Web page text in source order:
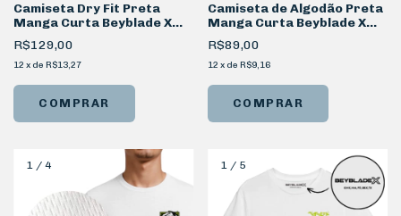
Camiseta Dry Fit Preta
Manga Curta Beyblade X
Logotipo
R$129,00
12 x de R$13,27
COMPRAR
Camiseta de Algodão Preta
Manga Curta Beyblade X
Champion
R$89,00
12 x de R$9,16
COMPRAR
1 / 4 1/ 5